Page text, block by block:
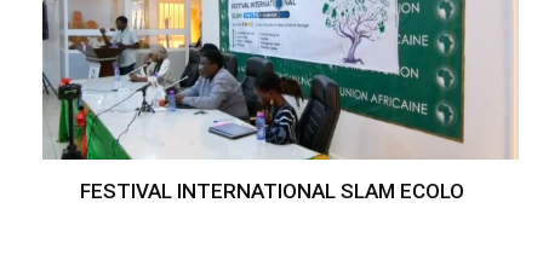
FESTIVAL INTERNATIONAL SLAM ECOLO